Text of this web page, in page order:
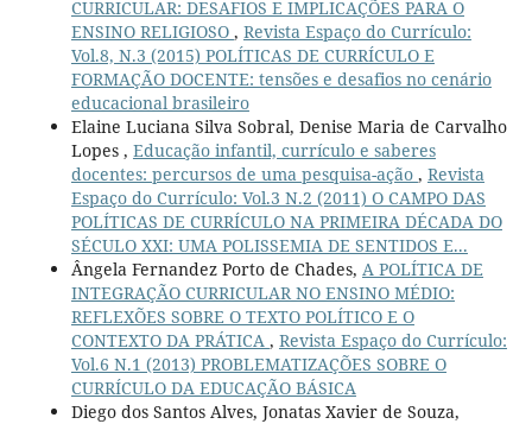
CURRICULAR: DESAFIOS E IMPLICAÇÕES PARA O
ENSINO RELIGIOSO , Revista Espaço do Currículo:
Vol.8, N.3 (2015) POLÍTICAS DE CURRÍCULO E
FORMAÇÃO DOCENTE: tensões e desafios no cenário
educacional brasileiro
Elaine Luciana Silva Sobral, Denise Maria de Carvalho
Lopes , Educação infantil, currículo e saberes
docentes: percursos de uma pesquisa-ação , Revista
Espaço do Currículo: Vol.3 N.2 (2011) O CAMPO DAS
POLÍTICAS DE CURRÍCULO NA PRIMEIRA DÉCADA DO
SÉCULO XXI: UMA POLISSEMIA DE SENTIDOS E...
Ângela Fernandez Porto de Chades, A POLÍTICA DE
INTEGRAÇÃO CURRICULAR NO ENSINO MÉDIO:
REFLEXÕES SOBRE O TEXTO POLÍTICO E O
CONTEXTO DA PRÁTICA , Revista Espaço do Currículo:
Vol.6 N.1 (2013) PROBLEMATIZAÇÕES SOBRE O
CURRÍCULO DA EDUCAÇÃO BÁSICA
Diego dos Santos Alves, Jonatas Xavier de Souza,